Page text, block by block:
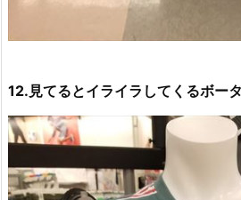
12.見てるとイライラしてくるボー